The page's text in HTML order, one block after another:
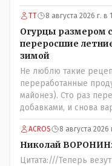
налоговая реформа,
ради пополнения
жизненно важная
ТТ 8 августа 2026 г. в
Огурцы размером
переросшие
зимой
Не люблю такие
переработанные
майонез). Сто раз
добавками, и снова
ACROS 8 августа 2026
Николай ВОРОНИН:
Цитата:///Теперь